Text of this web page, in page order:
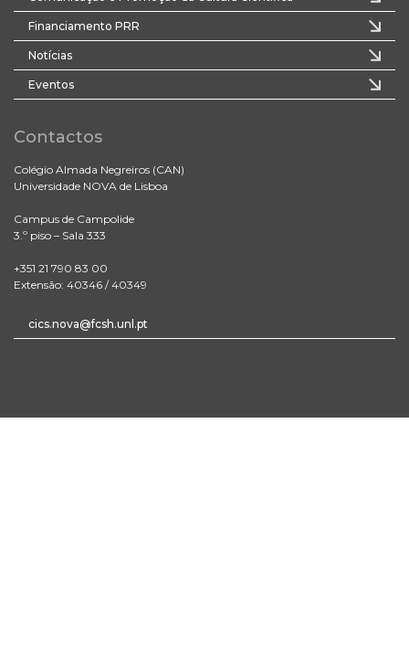
Financiamento PRR
Notícias
Eventos
Contactos
Colégio Almada Negreiros (CAN)
Universidade NOVA de Lisboa
Campus de Campolide
3.º piso – Sala 333
+351 21 790 83 00
Extensão: 40346 / 40349
cics.nova@fcsh.unl.pt